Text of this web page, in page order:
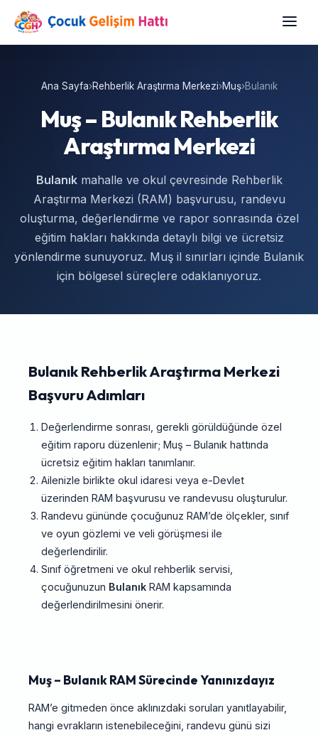
Ana Sayfa›Rehberlik Araştırma Merkezi›Muş›Bulanık
Muş – Bulanık Rehberlik
Araştırma Merkezi
Bulanıkmahalle ve okul çevresinde Rehberlik
Araştırma Merkezi (RAM) başvurusu, randevu
oluşturma, değerlendirme ve rapor sonrasında özel
eğitim hakları hakkında detaylı bilgi ve ücretsiz
yönlendirme sunuyoruz. Muş il sınırları içinde Bulanık
için bölgesel süreçlere odaklanıyoruz.
Bulanık Rehberlik Araştırma Merkezi
Başvuru Adımları
Değerlendirme sonrası, gerekli görüldüğünde özel
eğitim raporu düzenlenir; Muş – Bulanık hattında
ücretsiz eğitim hakları tanımlanır.
Ailenizle birlikte okul idaresi veya e-Devlet
üzerinden RAM başvurusu ve randevusu oluşturulur.
Randevu gününde çocuğunuz RAM’de ölçekler, sınıf
ve oyun gözlemi ve veli görüşmesi ile
değerlendirilir.
Sınıf öğretmeni ve okul rehberlik servisi,
çocuğunuzun BulanıkRAM kapsamında
değerlendirilmesini önerir.
Muş – Bulanık RAM Sürecinde Yanınızdayız
RAM’e gitmeden önce aklınızdaki soruları yanıtlayabilir,
hangi evrakların istenebileceğini, randevu günü sizi